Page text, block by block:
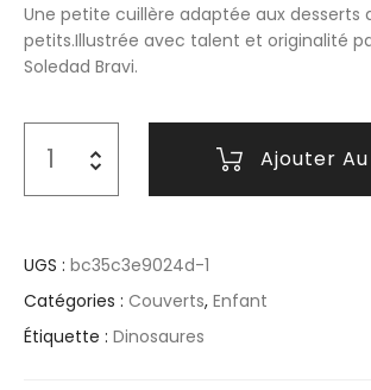
Une petite cuillère adaptée aux desserts
petits.Illustrée avec talent et originalité
Soledad Bravi.
Ajouter
UGS : bc35c3e9024d-1
Catégories : Couverts, Enfant
Étiquette : Dinosaures